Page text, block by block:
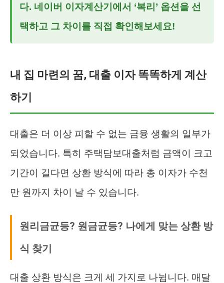
다. 네이버 이자계산기에서 ‘복리’ 옵션을 선
택하고 그 차이를 직접 확인해보세요!
내 집 마련의 꿈, 대출 이자 똑똑하게 계산
하기
대출은 더 이상 피할 수 없는 금융 생활의 일부가
되었습니다. 특히 주택담보대출처럼 금액이 크고
기간이 길다면 상환 방식에 따라 총 이자가 수천
만 원까지 차이 날 수 있습니다.
원리금균등? 원금균등? 나에게 맞는 상환 방
식 찾기
대출 상환 방식은 크게 세 가지로 나뉩니다. 매달